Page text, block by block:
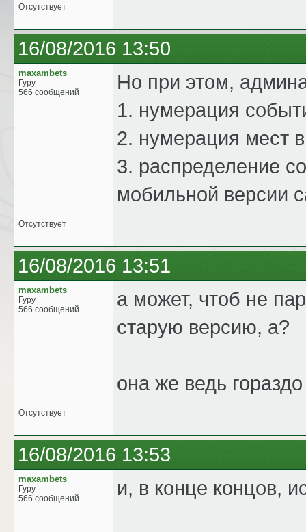
Отсутствует
16/08/2016 13:50
maxambets
Гуру
566 сообщений
Но при этом,
1. нумерация
2. нумерация мест
3. распределение
мобильной версии
Отсутствует
16/08/2016 13:51
maxambets
Гуру
566 сообщений
а может, чтоб не
старую версию, а?
она же ведь
Отсутствует
16/08/2016 13:53
maxambets
Гуру
566 сообщений
и, в конце концов,